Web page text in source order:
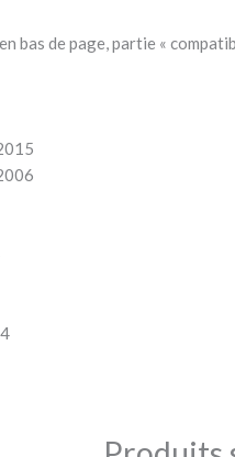
bas de page, partie «